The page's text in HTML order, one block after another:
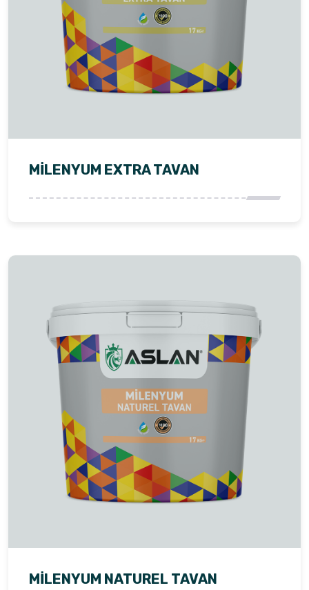
MİLENYUM EXTRA TAVAN
MİLENYUM NATUREL TAVAN